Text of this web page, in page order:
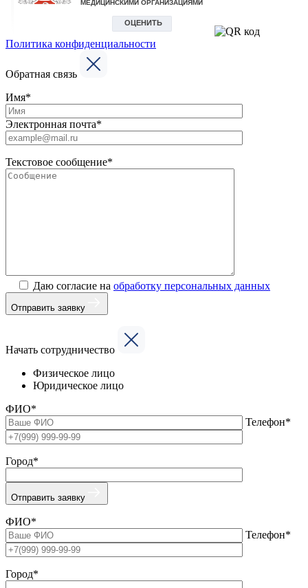
Политика конфиденциальности
Обратная связь
Имя*
Электронная почта*
Текстовое сообщение*
Даю согласие на обработку персональных данных
Отправить заявку
Начать сотрудничество
Физическое лицо
Юридическое лицо
ФИО*
Телефон*
Город*
Отправить заявку
ФИО*
Телефон*
Город*